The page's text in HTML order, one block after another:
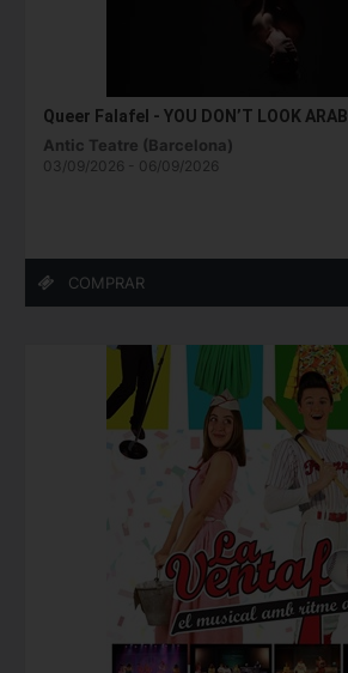
Queer Falafel - YOU DON’T LOOK ARAB
Antic Teatre (Barcelona)
03/09/2026 - 06/09/2026